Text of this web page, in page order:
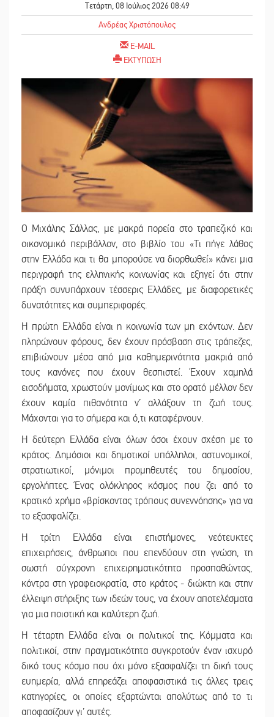
Τετάρτη, 08 Ιούλιος 2026 08:49
Ανδρέας Χριστόπουλος
E-MAIL
ΕΚΤΥΠΩΣΗ
Ο Μιχάλης Σάλλας, με μακρά πορεία στο τραπεζικό και
οικονομικό περιβάλλον, στο βιβλίο του «Τι πήγε λάθος
στην Ελλάδα και τι θα μπορούσε να διορθωθεί» κάνει μια
περιγραφή της ελληνικής κοινωνίας και εξηγεί ότι στην
πράξη συνυπάρχουν τέσσερις Ελλάδες, με διαφορετικές
δυνατότητες και συμπεριφορές.
Η πρώτη Ελλάδα είναι η κοινωνία των μη εχόντων. Δεν
πληρώνουν φόρους, δεν έχουν πρόσβαση στις τράπεζες,
επιβιώνουν μέσα από μια καθημερινότητα μακριά από
τους κανόνες που έχουν θεσπιστεί. Έχουν χαμηλά
εισοδήματα, χρωστούν μονίμως και στο ορατό μέλλον δεν
έχουν καμία πιθανότητα ν’ αλλάξουν τη ζωή τους.
Μάχονται για το σήμερα και ό,τι καταφέρνουν.
Η δεύτερη Ελλάδα είναι όλων όσοι έχουν σχέση με το
κράτος. Δημόσιοι και δημοτικοί υπάλληλοι, αστυνομικοί,
στρατιωτικοί, μόνιμοι προμηθευτές του δημοσίου,
εργολήπτες. Ένας ολόκληρος κόσμος που ζει από το
κρατικό χρήμα «βρίσκοντας τρόπους συνεννόησης» για να
το εξασφαλίζει.
Η τρίτη Ελλάδα είναι επιστήμονες, νεότευκτες
επιχειρήσεις, άνθρωποι που επενδύουν στη γνώση, τη
σωστή σύγχρονη επιχειρηματικότητα προσπαθώντας,
κόντρα στη γραφειοκρατία, στο κράτος - διώκτη και στην
έλλειψη στήριξης των ιδεών τους, να έχουν αποτελέσματα
για μια ποιοτική και καλύτερη ζωή.
Η τέταρτη Ελλάδα είναι οι πολιτικοί της. Κόμματα και
πολιτικοί, στην πραγματικότητα συγκροτούν έναν ισχυρό
δικό τους κόσμο που όχι μόνο εξασφαλίζει τη δική τους
ευημερία, αλλά επηρεάζει αποφασιστικά τις άλλες τρεις
κατηγορίες, οι οποίες εξαρτώνται απολύτως από το τι
αποφασίζουν γι’ αυτές.